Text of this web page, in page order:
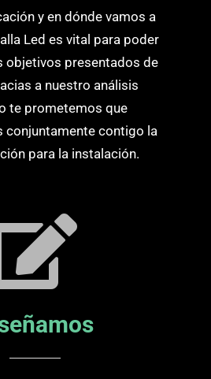
y en dónde vamos a
Led es vital para poder
objetivos presentados de
a nuestro análisis
te prometemos que
conjuntamente contigo la
para la instalación.